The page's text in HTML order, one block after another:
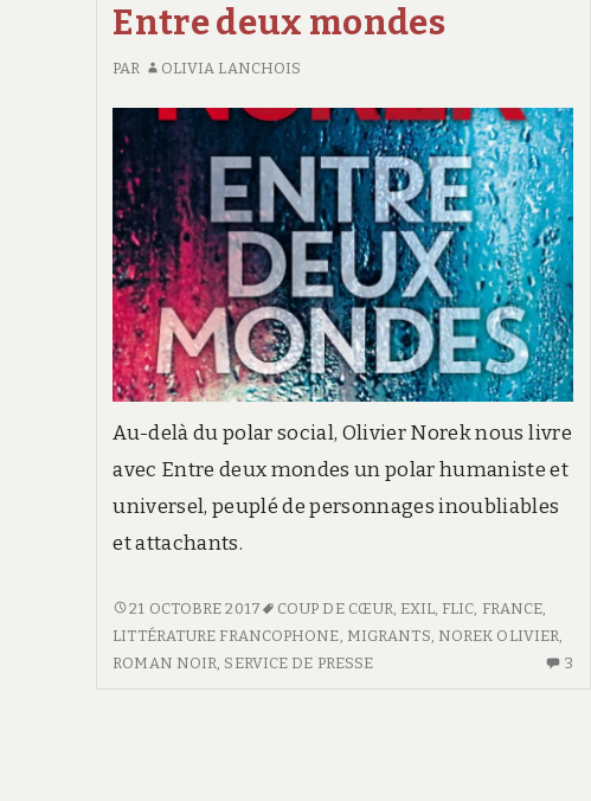
Entre deux mondes
PAR OLIVIA LANCHOIS
Au-delà du polar social, Olivier Norek nous livre
avec Entre deux mondes un polar humaniste et
universel, peuplé de personnages inoubliables
et attachants.
ENTRE
DEUX
MONDES
21 OCTOBRE 2017 COUP DE CŒUR EXIL, FLIC FRANCE
LITTÉRATURE FRANCOPHONE MIGRANTS NOREK OLIVIER
ROMAN NOIR SERVICE DE PRESSE 3